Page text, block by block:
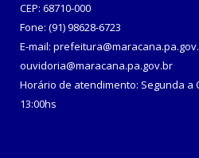
CEP: 68710-000
Fone: (91) 98628-6723
E-mail:
ouvidoria@maracana.pa.gov.br
Horário de atendimento: Segunda a
13:00hs